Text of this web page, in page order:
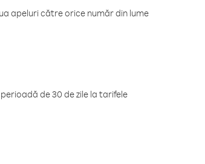
apeluri către orice număr din lume
de 30 de zile la tarifele